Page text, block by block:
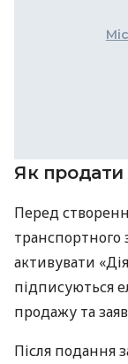
Як продати
Перед
транспортного
активувати
підписуються
продажу та
Після подання